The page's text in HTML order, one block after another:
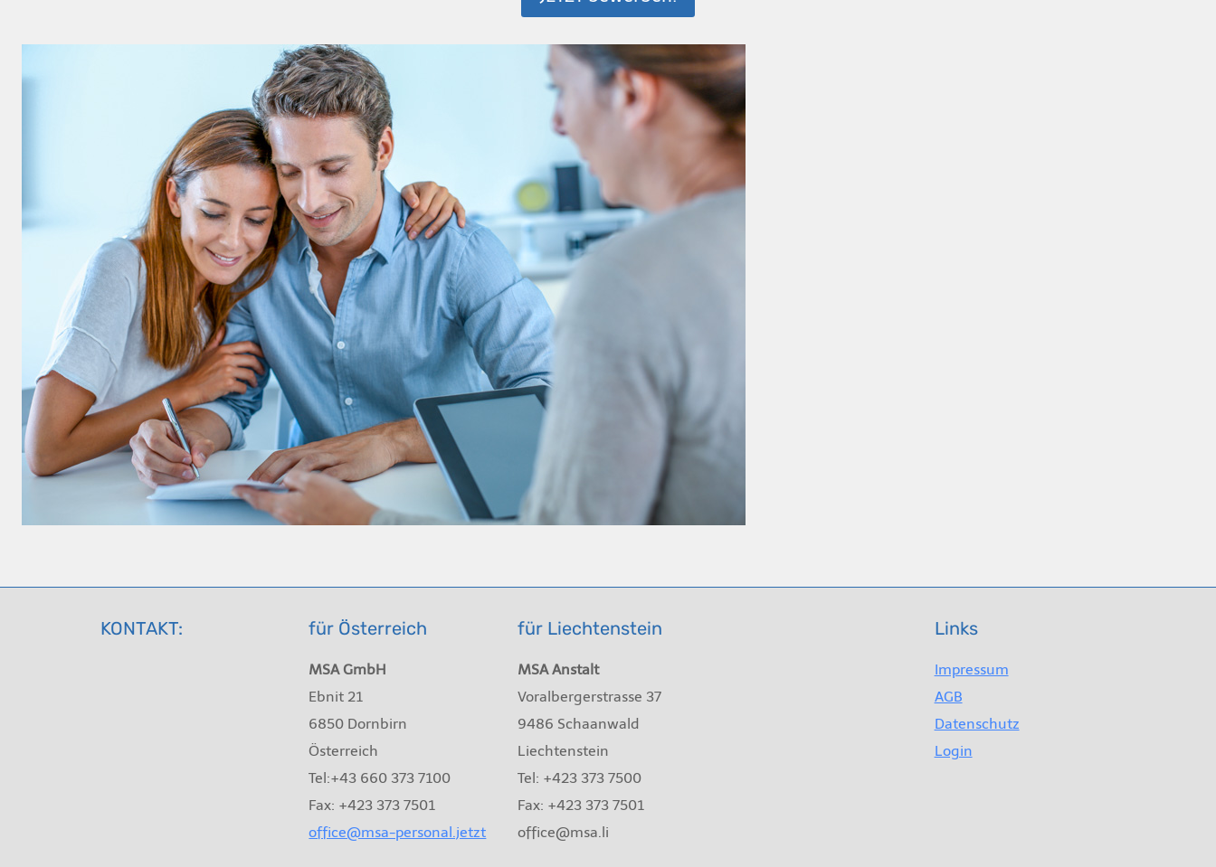
KONTAKT: für Österreich
MSA GmbH
Ebnit 21
6850 Dornbirn
Österreich
Tel:+43 660 373 7100
Fax: +423 373 7501
office@msa-personal.jetzt
für Liechtenstein
MSA Anstalt
Voralbergerstrasse 37
9486 Schaanwald
Liechtenstein
Tel: +423 373 7500
Fax: +423 373 7501
office@msa.li
Links
Impressum
AGB
Datenschutz
Login